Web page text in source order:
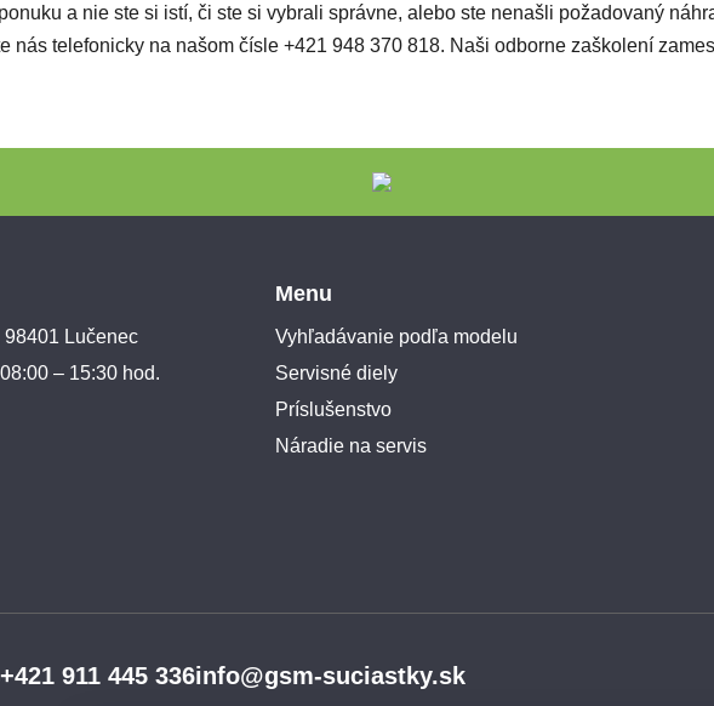
a nie ste si istí, či ste si vybrali správne, alebo ste nenašli požadovaný
nás telefonicky na našom čísle +421 948 370 818. Naši odborne zaškolení
Lučenec
– 15:30 hod.
Menu
Vyhľadávanie podľa modelu
Servisné diely
Príslušenstvo
Náradie na servis
+421 911 445 336info@gsm-suciastky.sk